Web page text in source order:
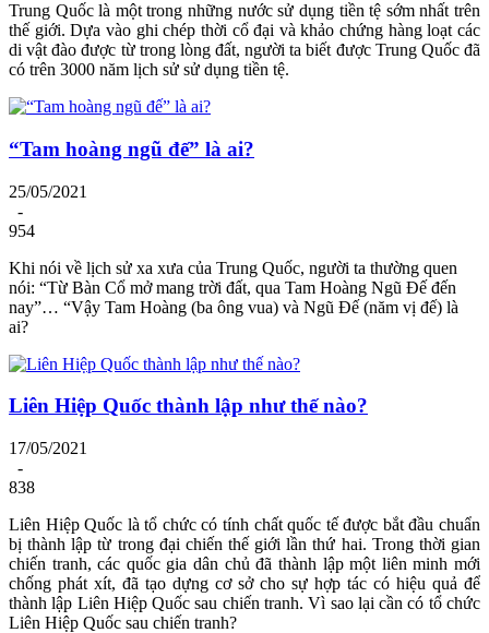
Trung Quốc là một trong những nước sử dụng tiền tệ sớm nhất trên
thế giới. Dựa vào ghi chép thời cổ đại và khảo chứng hàng loạt các
di vật đào được từ trong lòng đất, người ta biết được Trung Quốc đã
có trên 3000 năm lịch sử sử dụng tiền tệ.
“Tam hoàng ngũ đế” là ai?
25/05/2021
-
954
Khi nói về lịch sử xa xưa của Trung Quốc, người ta thường quen
nói: “Từ Bàn Cổ mở mang trời đất, qua Tam Hoàng Ngũ Đế đến
nay”… “Vậy Tam Hoàng (ba ông vua) và Ngũ Đế (năm vị đế) là
ai?
Liên Hiệp Quốc thành lập như thế nào?
17/05/2021
-
838
Liên Hiệp Quốc là tổ chức có tính chất quốc tế được bắt đầu chuẩn
bị thành lập từ trong đại chiến thế giới lần thứ hai. Trong thời gian
chiến tranh, các quốc gia dân chủ đã thành lập một liên minh mới
chống phát xít, đã tạo dựng cơ sở cho sự hợp tác có hiệu quả để
thành lập Liên Hiệp Quốc sau chiến tranh. Vì sao lại cần có tổ chức
Liên Hiệp Quốc sau chiến tranh?